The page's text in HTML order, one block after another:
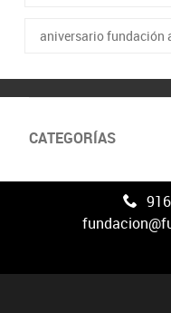
aniversario fundación
CATEGORÍAS